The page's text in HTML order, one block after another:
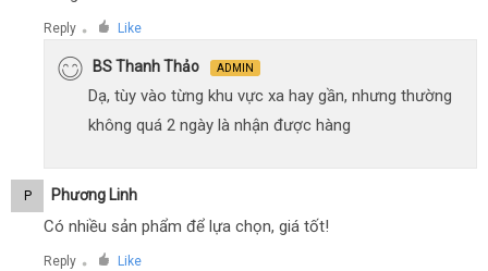
Reply ● Like
BS Thanh Thảo ADMIN
Dạ, tùy vào từng khu vực xa hay gần, nhưng thường
không quá 2 ngày là nhận được hàng
P Phương Linh
Có nhiều sản phẩm để lựa chọn, giá tốt!
Reply ● Like